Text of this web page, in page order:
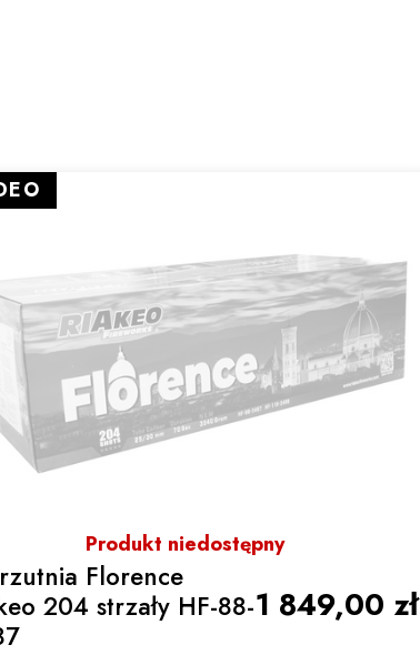
Produkt niedostępny
Florence
204 strzały HF-88-1 849,00 zł